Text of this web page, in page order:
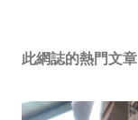
此網誌的熱門文章